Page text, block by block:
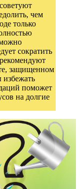
чем
только
сократить
защищенном
поможет
на долгие